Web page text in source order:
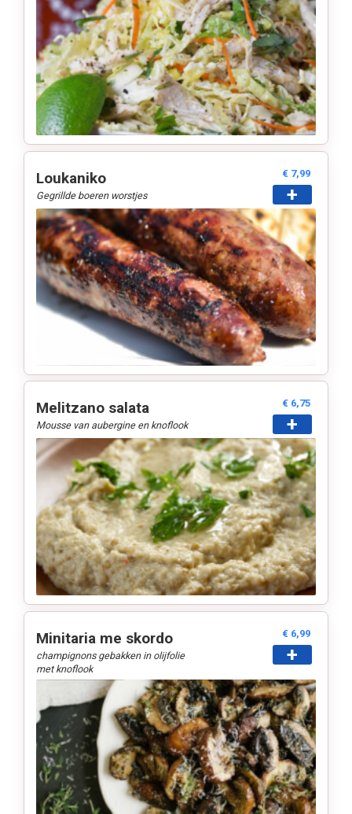
Loukaniko
Gegrillde boeren worstjes
€ 7,99
+
Melitzano salata
Mousse van aubergine en knoflook
€ 6,75
+
Minitaria me skordo
champignons gebakken in olijfolie
met knoflook
€ 6,99
+